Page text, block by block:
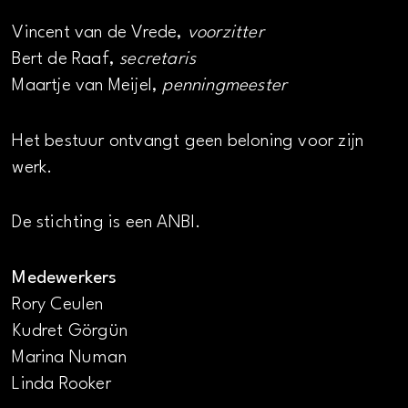
Vincent van de Vrede, voorzitter
Bert de Raaf, secretaris
Maartje van Meijel, penningmeester
Het bestuur ontvangt geen beloning voor zijn
werk.
De stichting is een ANBI.
Medewerkers
Rory Ceulen
Kudret Görgün
Marina Numan
Linda Rooker